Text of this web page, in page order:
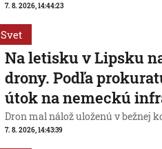
7. 8. 2026, 14:44:23
Svet
Na letisku v Lipsku
drony. Podľa
útok na nemeckú
Dron mal nálož uloženú v bežnej
7. 8. 2026, 14:43:39